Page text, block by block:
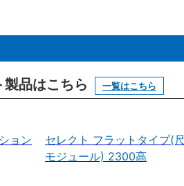
品はこちら 一覧はこちら
ョン
セレクト フラットタイプ(尺
モジュール) 2300高